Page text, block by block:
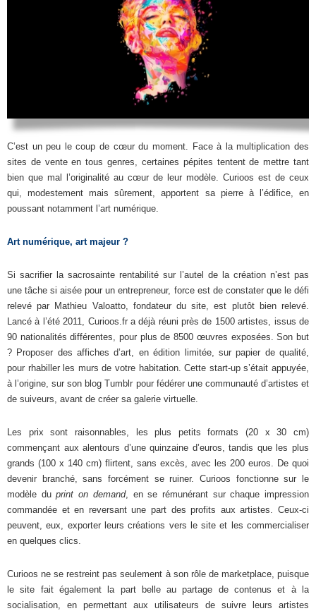
C’est un peu le coup de cœur du moment. Face à la multiplication des
sites de vente en tous genres, certaines pépites tentent de mettre tant
bien que mal l’originalité au cœur de leur modèle. Curioos est de ceux
qui, modestement mais sûrement, apportent sa pierre à l’édifice, en
poussant notamment l’art numérique.
Art numérique, art majeur ?
Si sacrifier la sacrosainte rentabilité sur l’autel de la création n’est pas
une tâche si aisée pour un entrepreneur, force est de constater que le défi
relevé par Mathieu Valoatto, fondateur du site, est plutôt bien relevé.
Lancé à l’été 2011, Curioos.fr a déjà réuni près de 1500 artistes, issus de
90 nationalités différentes, pour plus de 8500 œuvres exposées. Son but
? Proposer des affiches d’art, en édition limitée, sur papier de qualité,
pour rhabiller les murs de votre habitation. Cette start-up s’était appuyée,
à l’origine, sur son blog Tumblr pour fédérer une communauté d’artistes et
de suiveurs, avant de créer sa galerie virtuelle.
Les prix sont raisonnables, les plus petits formats (20 x 30 cm)
commençant aux alentours d’une quinzaine d’euros, tandis que les plus
grands (100 x 140 cm) flirtent, sans excès, avec les 200 euros. De quoi
devenir branché, sans forcément se ruiner. Curioos fonctionne sur le
modèle duprint on demand, en se rémunérant sur chaque impression
commandée et en reversant une part des profits aux artistes. Ceux-ci
peuvent, eux, exporter leurs créations vers le site et les commercialiser
en quelques clics.
Curioos ne se restreint pas seulement à son rôle de marketplace, puisque
le site fait également la part belle au partage de contenus et à la
socialisation, en permettant aux utilisateurs de suivre leurs artistes